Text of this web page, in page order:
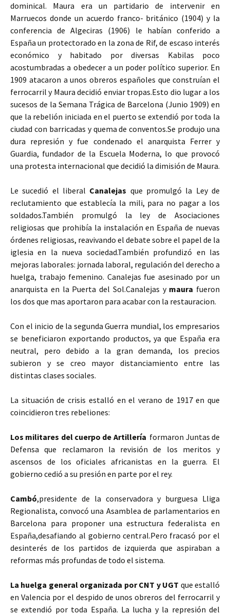
dominical. Maura era un partidario de intervenir en
Marruecos donde un acuerdo franco- británico (1904) y la
conferencia de Algeciras (1906) le habían conferido a
España un protectorado en la zona de Rif, de escaso interés
económico y habitado por diversas Kabilas poco
acostumbradas a obedecer a un poder político superior. En
1909 atacaron a unos obreros españoles que construían el
ferrocarril y Maura decidió enviar tropas.Esto dio lugar a los
sucesos de la Semana Trágica de Barcelona (Junio 1909) en
que la rebelión iniciada en el puerto se extendió por toda la
ciudad con barricadas y quema de conventos.Se produjo una
dura represión y fue condenado el anarquista Ferrer y
Guardia, fundador de la Escuela Moderna, lo que provocó
una protesta internacional que decidió la dimisión de Maura.
Le sucedió el liberal Canalejas que promulgó la Ley de
reclutamiento que establecía la mili, para no pagar a los
soldados.También promulgó la ley de Asociaciones
religiosas que prohibía la instalación en España de nuevas
órdenes religiosas, reavivando el debate sobre el papel de la
iglesia en la nueva sociedad.También profundizó en las
mejoras laborales: jornada laboral, regulación del derecho a
huelga, trabajo femenino. Canalejas fue asesinado por un
anarquista en la Puerta del Sol.Canalejas y maura fueron
los dos que mas aportaron para acabar con la restauracion.
Con el inicio de la segunda Guerra mundial, los empresarios
se beneficiaron exportando productos, ya que España era
neutral, pero debido a la gran demanda, los precios
subieron y se creo mayor distanciamiento entre las
distintas clases sociales.
La situación de crisis estalló en el verano de 1917 en que
coincidieron tres rebeliones:
Los militares del cuerpo de Artillería formaron Juntas de
Defensa que reclamaron la revisión de los meritos y
ascensos de los oficiales africanistas en la guerra. El
gobierno cedió a su presión en parte por el rey.
Cambó,presidente de la conservadora y burguesa Lliga
Regionalista, convocó una Asamblea de parlamentarios en
Barcelona para proponer una estructura federalista en
España,desafiando al gobierno central.Pero fracasó por el
desinterés de los partidos de izquierda que aspiraban a
reformas más profundas de todo el sistema.
La huelga general organizada por CNT y UGT que estalló
en Valencia por el despido de unos obreros del ferrocarril y
se extendió por toda España. La lucha y la represión del